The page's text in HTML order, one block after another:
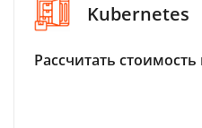
Kubernetes
Рассчитать